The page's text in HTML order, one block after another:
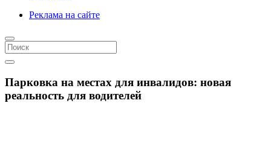
Реклама на сайте
Парковка на местах для инвалидов: новая
реальность для водителей